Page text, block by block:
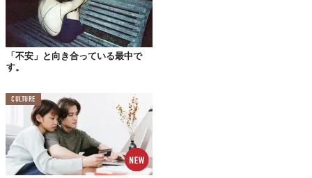
「不安」と向き合っている最中で
す。
CULTURE